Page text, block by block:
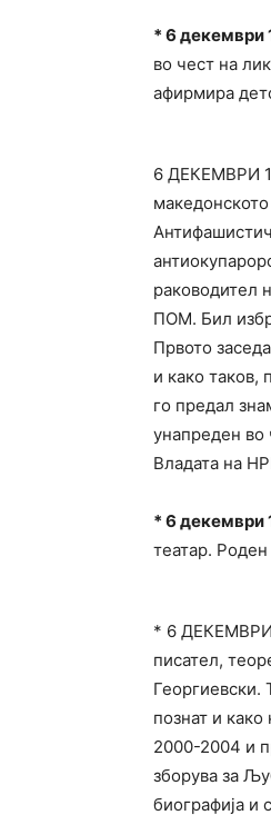
* 6 декември
во чест на
афирмира
6 ДЕКЕМВРИ
раководител
ПОМ. Бил
Првото
и како таков,
го предал
унапреден во
Владата на
* 6 декември
театар.
* 6 ДЕКЕМВРИ
писател,
Георгиевски.
познат и
2000-2004 и
зборува за
биографија и